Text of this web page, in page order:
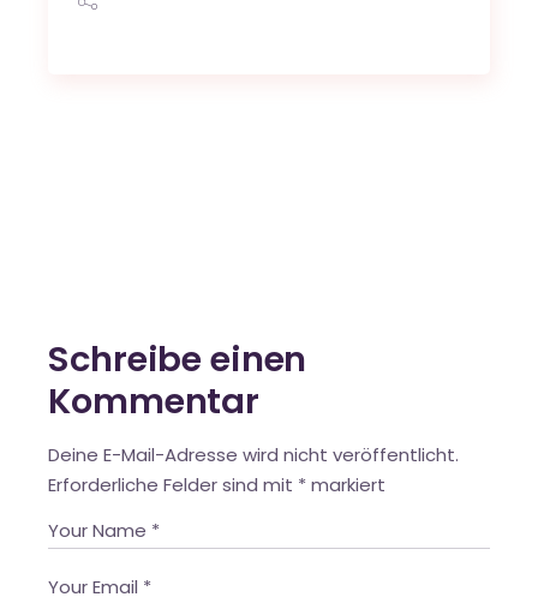
Schreibe einen
Kommentar
Deine E-Mail-Adresse wird nicht veröffentlicht.
Erforderliche Felder sind mit * markiert